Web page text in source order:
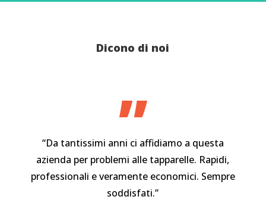
Dicono di noi
”
“Da tantissimi anni ci affidiamo a questa
azienda per problemi alle tapparelle. Rapidi,
professionali e veramente economici. Sempre
soddisfati.”